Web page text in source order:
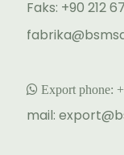
Faks: +90 212
Export phone:
mail: